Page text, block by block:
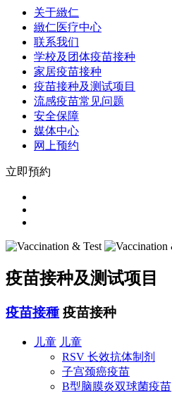
关于緻仁
緻仁医疗中心
联系我们
学校及团体疫苗接种
家居疫苗接种
疫苗接种及测试项目
流感疫苗常见问题
安全保障
媒体中心
网上预约
立即預約
疫苗接种及测试项目
疫苗接種 疫苗接种
儿童 儿童
RSV 长效抗体制剂
子宫颈癌疫苗
B型脑膜炎双球菌疫苗